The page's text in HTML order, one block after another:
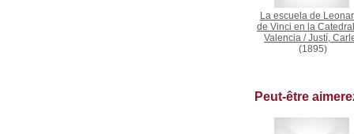
La escuela de
de Vinci en la
Valencia /Justí,
(1895)
Peut-être